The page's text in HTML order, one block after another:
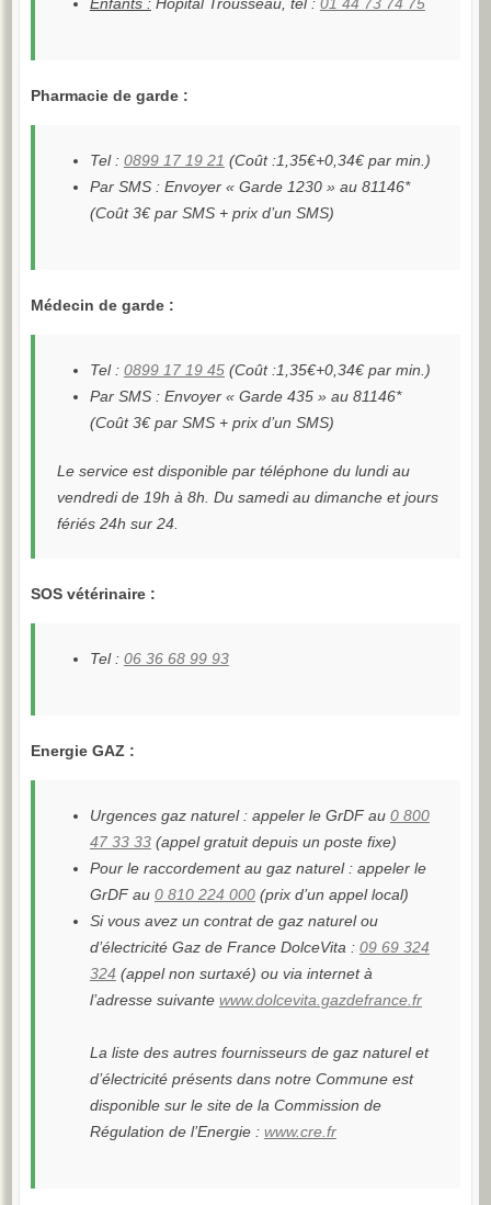
Pharmacie de garde :
Tel : 0899 17 19 21 (Coût :1,35€+0,34€ par min.)
Par SMS : Envoyer « Garde 1230 » au 81146*
(Coût 3€ par SMS + prix d’un SMS)
Médecin de garde :
Tel : 0899 17 19 45(Coût :1,35€+0,34€ par min.)
Par SMS : Envoyer « Garde 435 » au 81146*
(Coût 3€ par SMS + prix d’un SMS)
Le service est disponible par téléphone du lundi au
vendredi de 19h à 8h. Du samedi au dimanche et jours
fériés 24h sur 24.
SOS vétérinaire :
Tel : 06 36 68 99 93
Energie GAZ :
Urgences gaz naturel : appeler le GrDF au 0 800
47 33 33(appel gratuit depuis un poste fixe)
Pour le raccordement au gaz naturel : appeler le
GrDF au 0 810 224 000(prix d’un appel local)
Si vous avez un contrat de gaz naturel ou
d’électricité Gaz de France DolceVita : 09 69 324
324 (appel non surtaxé) ou via internet à
l’adresse suivante www.dolcevita.gazdefrance.fr
La liste des autres fournisseurs de gaz naturel et
d’électricité présents dans notre Commune est
disponible sur le site de la Commission de
Régulation de l’Energie : www.cre.fr